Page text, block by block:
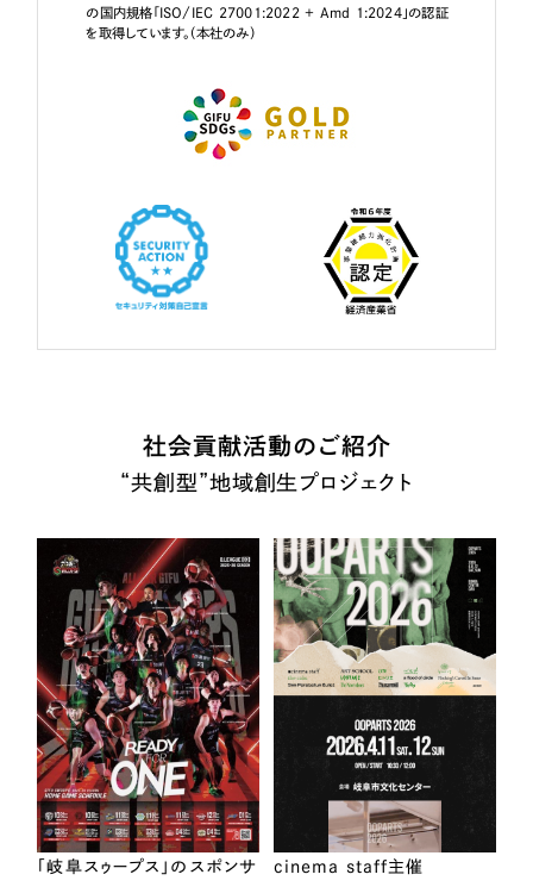
の国内規格「ISO/IEC 27001:2022 + Amd 1:2024」の認証
を取得しています。（本社のみ）
社会貢献活動のご紹介
“共創型”地域創生プロジェクト
「岐阜スゥープス」のスポンサ
cinema staff主催